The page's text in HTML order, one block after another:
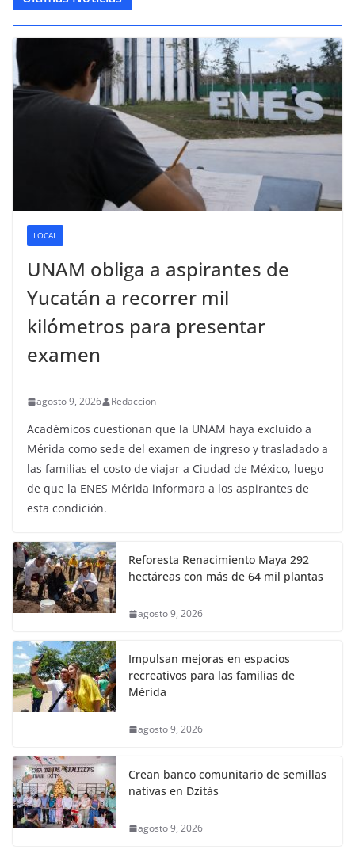
LOCAL
UNAM obliga a aspirantes de
Yucatán a recorrer mil
kilómetros para presentar
examen
agosto 9, 2026 Redaccion
Académicos cuestionan que la UNAM haya excluido a
Mérida como sede del examen de ingreso y trasladado a
las familias el costo de viajar a Ciudad de México, luego
de que la ENES Mérida informara a los aspirantes de
esta condición.
Reforesta Renacimiento Maya 292
hectáreas con más de 64 mil plantas
agosto 9, 2026
Impulsan mejoras en espacios
recreativos para las familias de
Mérida
agosto 9, 2026
Crean banco comunitario de semillas
nativas en Dzitás
agosto 9, 2026